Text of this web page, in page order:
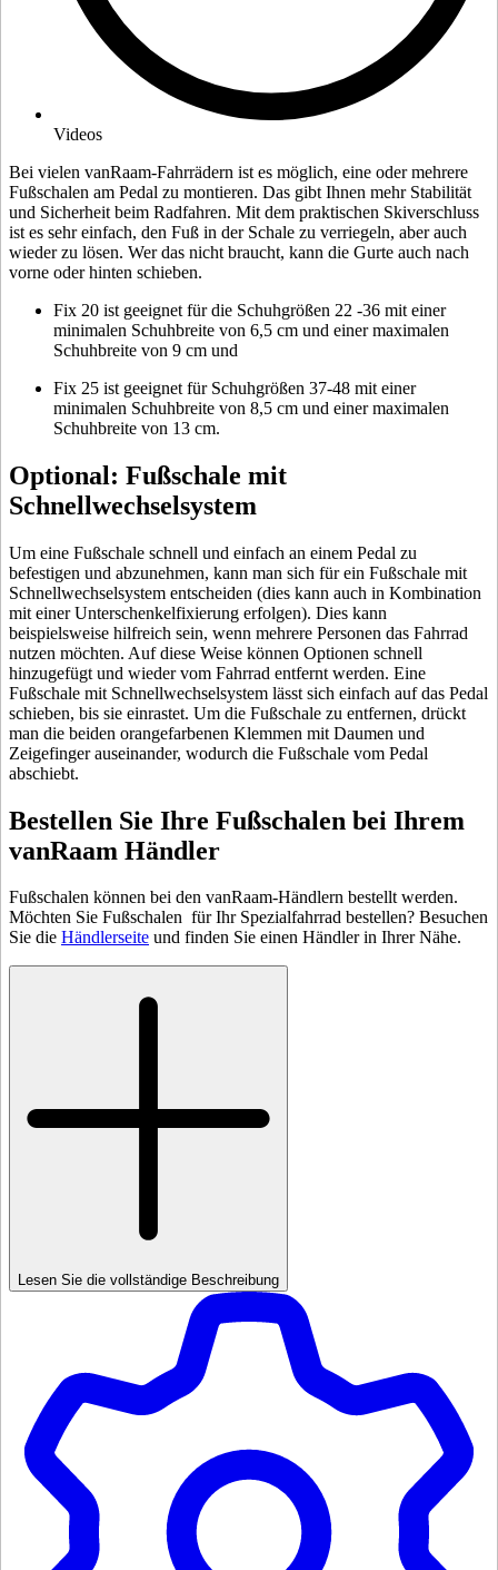
Videos
Bei vielen vanRaam-Fahrrädern ist es möglich, eine oder mehrere
Fußschalen am Pedal zu montieren. Das gibt Ihnen mehr Stabilität
und Sicherheit beim Radfahren. Mit dem praktischen Skiverschluss
ist es sehr einfach, den Fuß in der Schale zu verriegeln, aber auch
wieder zu lösen. Wer das nicht braucht, kann die Gurte auch nach
vorne oder hinten schieben.
Fix 20 ist geeignet für die Schuhgrößen 22 -36 mit einer
minimalen Schuhbreite von 6,5 cm und einer maximalen
Schuhbreite von 9 cm und
Fix 25 ist geeignet für Schuhgrößen 37-48 mit einer
minimalen Schuhbreite von 8,5 cm und einer maximalen
Schuhbreite von 13 cm.
Optional: Fußschale mit
Schnellwechselsystem
Um eine Fußschale schnell und einfach an einem Pedal zu
befestigen und abzunehmen, kann man sich für ein Fußschale mit
Schnellwechselsystem entscheiden (dies kann auch in Kombination
mit einer Unterschenkelfixierung erfolgen). Dies kann
beispielsweise hilfreich sein, wenn mehrere Personen das Fahrrad
nutzen möchten. Auf diese Weise können Optionen schnell
hinzugefügt und wieder vom Fahrrad entfernt werden. Eine
Fußschale mit Schnellwechselsystem lässt sich einfach auf das Pedal
schieben, bis sie einrastet. Um die Fußschale zu entfernen, drückt
man die beiden orangefarbenen Klemmen mit Daumen und
Zeigefinger auseinander, wodurch die Fußschale vom Pedal
abschiebt.
Bestellen Sie Ihre Fußschalen bei Ihrem
vanRaam Händler
Fußschalen können bei den vanRaam-Händlern bestellt werden.
Möchten Sie Fußschalen für Ihr Spezialfahrrad bestellen? Besuchen
Sie die Händlerseite und finden Sie einen Händler in Ihrer Nähe.
Lesen Sie die vollständige Beschreibung